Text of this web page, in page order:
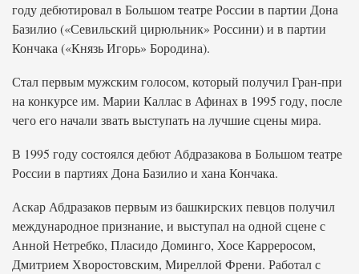
году дебютировал в Большом театре России в партии Дона
Базилио («Севильский цирюльник» Россини) и в партии
Кончака («Князь Игорь» Бородина).
Стал первым мужским голосом, который получил Гран-при
на конкурсе им. Марии Каллас в Афинах в 1995 году, после
чего его начали звать выступать на лучшие сцены мира.
В 1995 году состоялся дебют Абдразакова в Большом театре
России в партиях Дона Базилио и хана Кончака.
Аскар Абдразаков первым из башкирских певцов получил
международное признание, и выступал на одной сцене с
Анной Нетребко, Пласидо Доминго, Хосе Карреросом,
Дмитрием Хворостовским, Миреллой Френи. Работал с